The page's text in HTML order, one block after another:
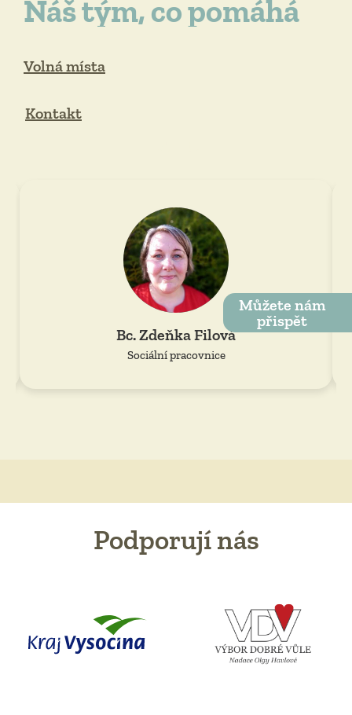
Můžete nám
přispět
Náš tým, co pomáhá
Volná místa
Kontakt
Bc. Zdeňka Filová
Sociální pracovnice
Podporují nás